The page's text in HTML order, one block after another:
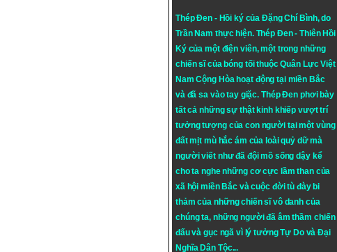
Thép Đen - Hồi ký của Đặng Chí Bình, do
Trần Nam thực hiện. Thép Đen- Thiên Hồi
Ký của một điện viên, một trong những
chiến sĩ của bóng tối thuộc Quân Lực Việt
Nam Cộng Hòa hoạt động tại miền Bắc
và đã sa vào tay giặc. Thép Đen phơi bày
tất cả những sự thật kinh khiếp vượt trí
tưởng tượng của con người tại một vùng
đất mịt mù hắc ám của loài quỷ dữ mà
người viết như đã đội mồ sống dậy kể
cho ta nghe những cơ cực lầm than của
xã hội miền Bắc và cuộc đời tù đày bi
thảm của những chiến sĩ vô danh của
chúng ta, những người đã âm thầm chiến
đấu và gục ngã vì lý tưởngTự DovàĐại
Nghĩa Dân Tộc...